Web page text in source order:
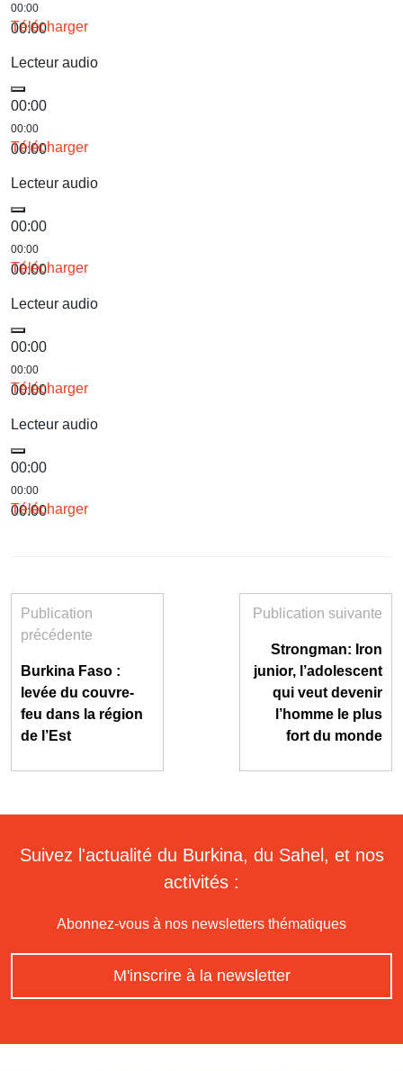
00:00
00:00
Télécharger
Lecteur audio
00:00
00:00
00:00
Télécharger
Lecteur audio
00:00
00:00
00:00
Télécharger
Lecteur audio
00:00
00:00
00:00
Télécharger
Lecteur audio
00:00
00:00
00:00
Télécharger
Publication
précédente
Burkina Faso :
levée du couvre-
feu dans la région
de l’Est
Publication suivante
Strongman: Iron
junior, l’adolescent
qui veut devenir
l’homme le plus
fort du monde
Suivez l'actualité du Burkina, du Sahel, et nos
activités :
Abonnez-vous à nos newsletters thématiques
M'inscrire à la newsletter